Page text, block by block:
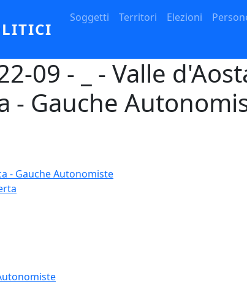
Navigazione
Soggetti Territori Elezioni
09 - _ - Valle
- Gauche
- Gauche Autonomiste